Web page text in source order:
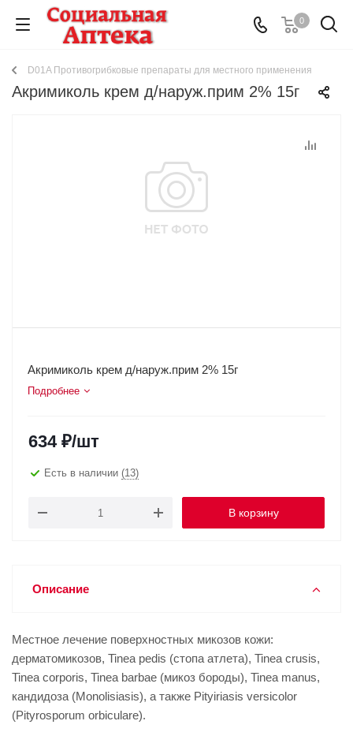
0
D01A Противогрибковые препараты для местного применения
Акримиколь крем д/наруж.прим 2% 15г
Акримиколь крем д/наруж.прим 2% 15г
Подробнее
634₽/шт
Есть в наличии (13)
В корзину
Описание
Местное лечение поверхностных микозов кожи:
дерматомикозов, Tinea pedis (стопа атлета), Tinea crusis,
Tinea corporis, Tinea barbae (микоз бороды), Tinea manus,
кандидоза (Monolisiasis), а также Pityiriasis versicolor
(Pityrosporum orbiculare).